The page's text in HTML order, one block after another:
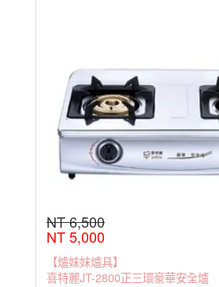
NT 6,500
NT 5,000
【爐妹妹爐具】
喜特麗JT-2800正三環豪華安全爐